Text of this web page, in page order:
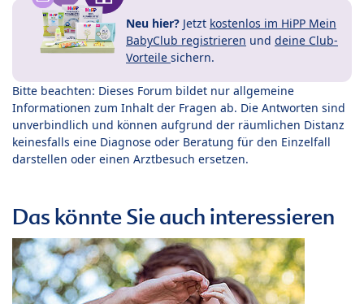
Neu hier? Jetzt kostenlos im HiPP Mein
BabyClub registrieren und deine Club-
Vorteile sichern.
Bitte beachten: Dieses Forum bildet nur allgemeine
Informationen zum Inhalt der Fragen ab. Die Antworten sind
unverbindlich und können aufgrund der räumlichen Distanz
keinesfalls eine Diagnose oder Beratung für den Einzelfall
darstellen oder einen Arztbesuch ersetzen.
Das könnte Sie auch interessieren